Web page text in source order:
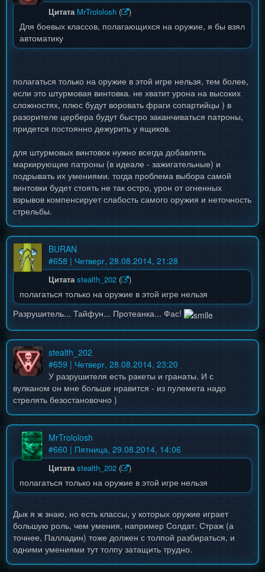
Цитата MrTrololosh ( )
Для боевых классов, полагающихся на оружие, я бы взял
автоматику
полагаться только на оружие в этой игре нельзя, тем более,
если это штурмовая винтовка. не хватит урона на высоких
сложностях, плюс будут воровать фраги сопартийцы ) в
разорителе цербера будут быстро заканчиваться патроны,
придется постоянно дежурить у ящиков.
для штурмовых винтовок нужно всегда добавлять
маркирующие патроны (в идеале - зажигательные) и
подрывать их умениями. тогда проблема выбора самой
винтовки будет стоять не так остро, урон от огненных
взрывов компенсирует слабость самого оружия и неточность
стрельбы.
BURAN
#658 | Четверг, 28.08.2014, 21:28
Цитата stealth_202 ( )
полагаться только на оружие в этой игре нельзя
Разрушитель... Тайфун... Протеанка... Фас!
stealth_202
#659 | Четверг, 28.08.2014, 23:20
У разрушителя есть ракеты и гранаты. И с
вулканом он мне больше нравится - из пулемета надо
стрелять безостановочно )
MrTrololosh
#660 | Пятница, 29.08.2014, 14:06
Цитата stealth_202 ( )
полагаться только на оружие в этой игре нельзя
Дык я ж знаю, но есть классы, у которых оружие играет
большую роль, чем умения, например Солдат. Страж (а
точнее, Палладин) тоже должен с толпой разбираться, и
одними умениями тут толпу затащить трудно.